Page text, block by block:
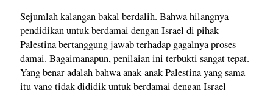
Sejumlah kalangan bakal berdalih. Bahwa hilangnya
pendidikan untuk berdamai dengan Israel di pihak
Palestina bertanggung jawab terhadap gagalnya proses
damai. Bagaimanapun, penilaian ini terbukti sangat tepat.
Yang benar adalah bahwa anak-anak Palestina yang sama
itu yang tidak dididik untuk berdamai dengan Israel